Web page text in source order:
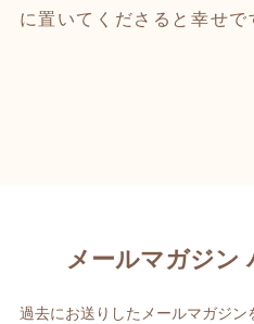
に置いてくださると幸せで
メールマガジン
過去にお送りしたメールマガジ